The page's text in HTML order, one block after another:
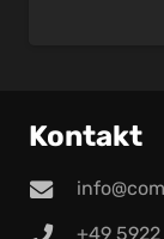
Kontakt
+49